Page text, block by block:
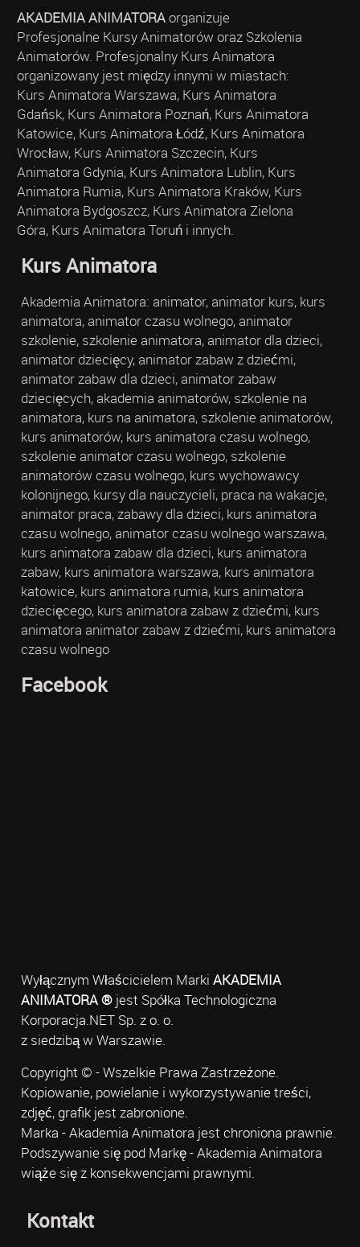
AKADEMIA ANIMATORAorganizuje
Profesjonalne Kursy Animatorów oraz Szkolenia
Animatorów. Profesjonalny Kurs Animatora
organizowany jest między innymi w miastach:
Kurs Animatora Warszawa, Kurs Animatora
Gdańsk, Kurs Animatora Poznań, Kurs Animatora
Katowice, Kurs Animatora Łódź, Kurs Animatora
Wrocław, Kurs Animatora Szczecin, Kurs
Animatora Gdynia, Kurs Animatora Lublin, Kurs
Animatora Rumia, Kurs Animatora Kraków, Kurs
Animatora Bydgoszcz, Kurs Animatora Zielona
Góra, Kurs Animatora Toruń i innych.
Kurs Animatora
Akademia Animatora: animator, animator kurs, kurs
animatora, animator czasu wolnego, animator
szkolenie, szkolenie animatora, animator dla dzieci,
animator dziecięcy, animator zabaw z dziećmi,
animator zabaw dla dzieci, animator zabaw
dziecięcych, akademia animatorów, szkolenie na
animatora, kurs na animatora, szkolenie animatorów,
kurs animatorów, kurs animatora czasu wolnego,
szkolenie animator czasu wolnego, szkolenie
animatorów czasu wolnego, kurs wychowawcy
kolonijnego, kursy dla nauczycieli, praca na wakacje,
animator praca, zabawy dla dzieci, kurs animatora
czasu wolnego, animator czasu wolnego warszawa,
kurs animatora zabaw dla dzieci, kurs animatora
zabaw, kurs animatora warszawa, kurs animatora
katowice, kurs animatora rumia, kurs animatora
dziecięcego, kurs animatora zabaw z dziećmi, kurs
animatora animator zabaw z dziećmi, kurs animatora
czasu wolnego
Facebook
Wyłącznym Właścicielem Marki AKADEMIA
ANIMATORA ®jest Spółka Technologiczna
Korporacja.NET Sp. z o. o.
z siedzibą w Warszawie.
Copyright © - Wszelkie Prawa Zastrzeżone.
Kopiowanie, powielanie i wykorzystywanie treści,
zdjęć, grafik jest zabronione.
Marka - Akademia Animatora jest chroniona prawnie.
Podszywanie się pod Markę - Akademia Animatora
wiąże się z konsekwencjami prawnymi.
Kontakt